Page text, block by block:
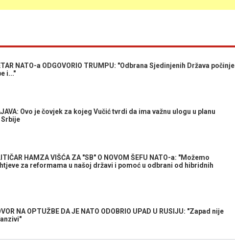
NATO-a ODGOVORIO TRUMPU: "Odbrana Sjedinjenih Država počinje
i..."
Ovo je čovjek za kojeg Vučić tvrdi da ima važnu ulogu u planu
Srbije
HAMZA VIŠĆA ZA "SB" O NOVOM ŠEFU NATO-a: "Možemo
za reformama u našoj državi i pomoć u odbrani od hibridnih
NA OPTUŽBE DA JE NATO ODOBRIO UPAD U RUSIJU: "Zapad nije